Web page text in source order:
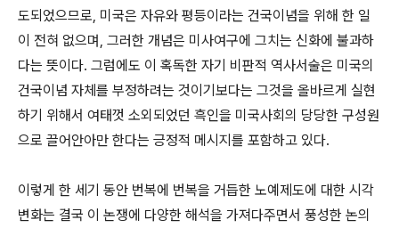
도되었으므로, 미국은 자유와 평등이라는 건국이념을 위해 한 일
이 전혀 없으며, 그러한 개념은 미사여구에 그치는 신화에 불과하
다는 뜻이다. 그럼에도 이 혹독한 자기 비판적 역사서술은 미국의
건국이념 자체를 부정하려는 것이기보다는 그것을 올바르게 실현
하기 위해서 여태껏 소외되었던 흑인을 미국사회의 당당한 구성원
으로 끌어안아만 한다는 긍정적 메시지를 포함하고 있다.
이렇게 한 세기 동안 번복에 번복을 거듭한 노예제도에 대한 시각
변화는 결국 이 논쟁에 다양한 해석을 가져다주면서 풍성한 논의